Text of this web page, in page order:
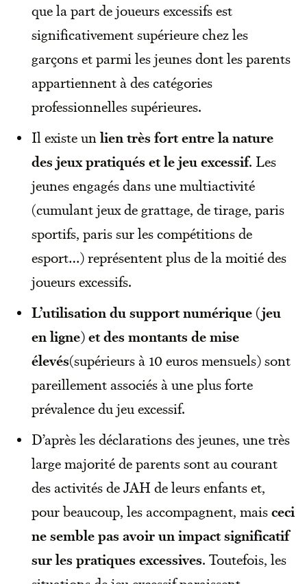
que la part de joueurs excessifs est
significativement supérieure chez les
garçons et parmi les jeunes dont les parents
appartiennent à des catégories
professionnelles supérieures.
Il existe unlien très fort entre la nature
des jeux pratiqués et le jeu excessif. Les
jeunes engagés dans une multiactivité
(cumulant jeux de grattage, de tirage, paris
sportifs, paris sur les compétitions de
esport…) représentent plus de la moitié des
joueurs excessifs.
L’utilisation du support numérique (jeu
en ligne) et des montants de mise
élevés(supérieurs à 10 euros mensuels) sont
pareillement associés à une plus forte
prévalence du jeu excessif.
D’après les déclarations des jeunes, une très
large majorité de parents sont au courant
des activités de JAH de leurs enfants et,
pour beaucoup, les accompagnent, maisceci
ne semble pas avoir un impact significatif
sur les pratiques excessives. Toutefois, les